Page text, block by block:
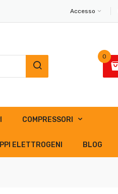
Accesso
0
COMPRESSORI
ELETTROGENI BLOG